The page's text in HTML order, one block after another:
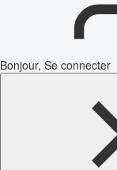
Bonjour, Se connecter